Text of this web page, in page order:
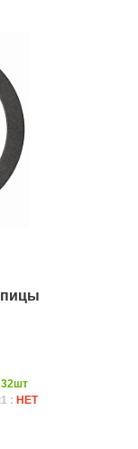
32шт
: НЕТ